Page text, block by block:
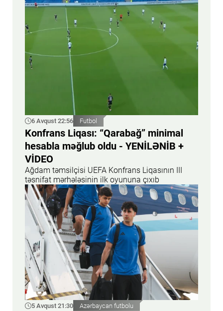
6 Avqust 22:56 Futbol
Konfrans Liqası: “Qarabağ” minimal
hesabla məğlub oldu - YENİLƏNİB +
VİDEO
Ağdam təmsilçisi UEFA Konfrans Liqasının III
təsnifat mərhələsinin ilk oyununa çıxıb
5 Avqust 21:30 Azərbaycan futbolu